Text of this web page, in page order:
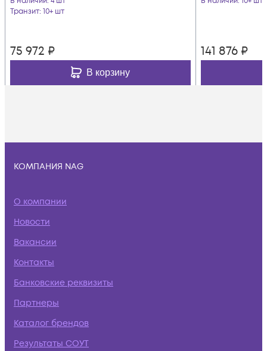
Транзит: 10+ шт
75 972 ₽
В корзину
141 876 ₽
КОМПАНИЯ NAG
О компании
Новости
Вакансии
Контакты
Банковские реквизиты
Партнеры
Каталог брендов
Результаты СОУТ